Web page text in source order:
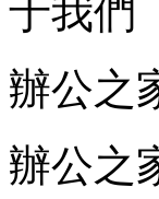
辦公之
辦公之